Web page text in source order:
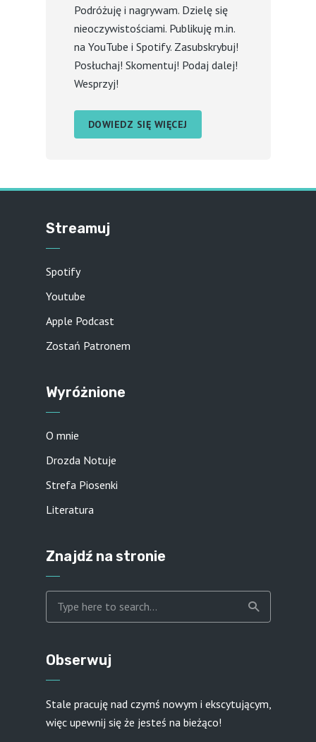
Podróżuję i nagrywam. Dzielę się
nieoczywistościami. Publikuję m.in.
na YouTube i Spotify. Zasubskrybuj!
Posłuchaj! Skomentuj! Podaj dalej!
Wesprzyj!
DOWIEDZ SIĘ WIĘCEJ
Streamuj
Spotify
Youtube
Apple Podcast
Zostań Patronem
Wyróżnione
O mnie
Drozda Notuje
Strefa Piosenki
Literatura
Znajdź na stronie
Obserwuj
Stale pracuję nad czymś nowym i ekscytującym,
więc upewnij się że jesteś na bieżąco!